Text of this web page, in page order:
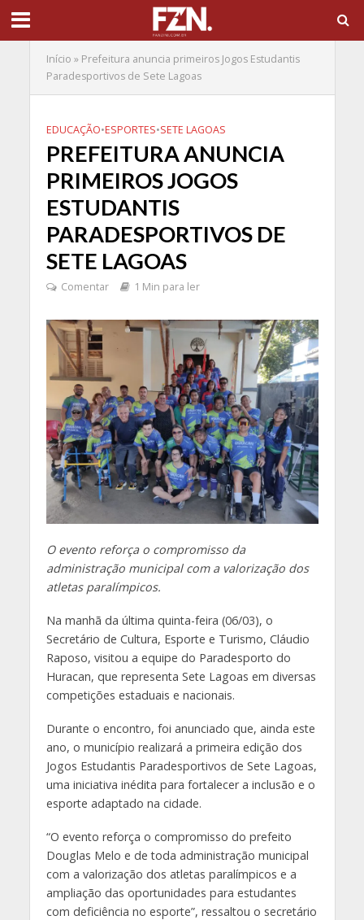
Início » Prefeitura anuncia primeiros Jogos Estudantis
Paradesportivos de Sete Lagoas
EDUCAÇÃO•ESPORTES•SETE LAGOAS
PREFEITURA ANUNCIA
PRIMEIROS JOGOS
ESTUDANTIS
PARADESPORTIVOS DE
SETE LAGOAS
Comentar 1 Min para ler
O evento reforça o compromisso da
administração municipal com a valorização dos
atletas paralímpicos.
Na manhã da última quinta-feira (06/03), o
Secretário de Cultura, Esporte e Turismo, Cláudio
Raposo, visitou a equipe do Paradesporto do
Huracan, que representa Sete Lagoas em diversas
competições estaduais e nacionais.
Durante o encontro, foi anunciado que, ainda este
ano, o município realizará a primeira edição dos
Jogos Estudantis Paradesportivos de Sete Lagoas,
uma iniciativa inédita para fortalecer a inclusão e o
esporte adaptado na cidade.
“O evento reforça o compromisso do prefeito
Douglas Melo e de toda administração municipal
com a valorização dos atletas paralímpicos e a
ampliação das oportunidades para estudantes
com deficiência no esporte”, ressaltou o secretário